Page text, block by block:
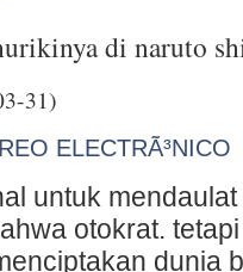
di naruto
31)
ELECTRÃ³NICO
untuk
otokrat.
dunia